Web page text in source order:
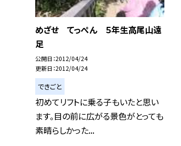
めざせ てっぺん ５年生高尾山遠
足
公開日 2012/04/24
更新日 2012/04/24
できごと
初めてリフトに乗る子もいたと思い
ます。目の前に広がる景色がとっても
素晴らしかった...